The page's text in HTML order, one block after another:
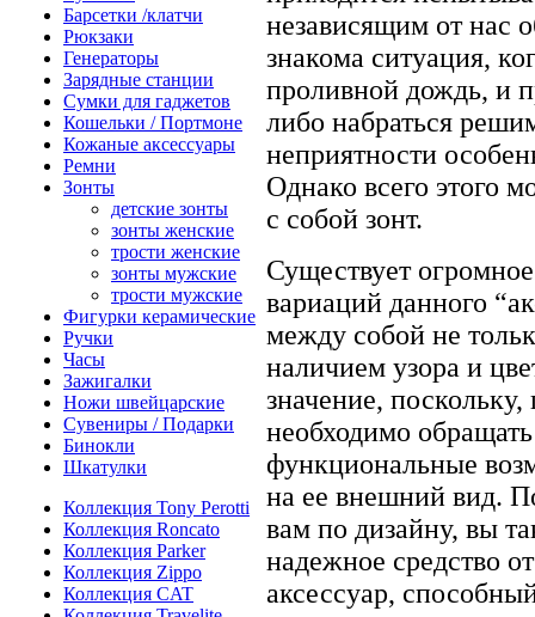
Барсетки /клатчи
Рюкзаки
Генераторы
Зарядные станции
Сумки для гаджетов
Кошельки / Портмоне
Кожаные аксессуары
Ремни
Зонты
детские зонты
зонты женские
трости женские
зонты мужские
трости мужские
Фигурки керамические
Ручки
Часы
Зажигалки
Ножи швейцарские
Сувениры / Подарки
Бинокли
Шкатулки
Коллекция Tony Perotti
Коллекция Roncato
Коллекция Parker
Коллекция Zippo
Коллекция CAT
независящим от нас
знакома ситуация,
проливной дождь, и
либо набраться
неприятности
Однако всего этого
с собой зонт.
Существует
вариаций данного
между собой не
наличием узора и
значение,
необходимо
функциональные
на ее внешний вид.
вам по дизайну, вы
надежное средство
аксессуар,